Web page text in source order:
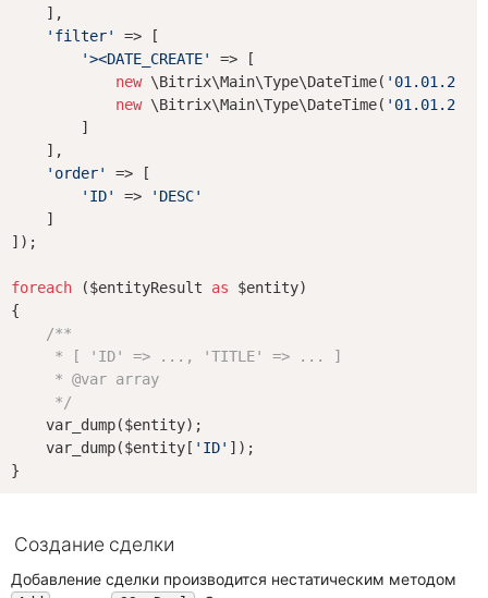
    ],
'filter'
=> [
'><DATE_CREATE'
=> [
new \Bitrix\Main\Type\DateTime(
new \Bitrix\Main\Type\DateTime(
        ]
    ],
'order'
=> [
'ID'
=>
'DESC'
    ]
]);
foreach ($entityResult as $entity)
{
/**
     * [ 'ID' => ..., 'TITLE' => ... ]
     *
@var array
     */
    var_dump($entity);
    var_dump($entity[
'ID' ]);
Создание сделки
Добавление сделки производится нестатическим методом